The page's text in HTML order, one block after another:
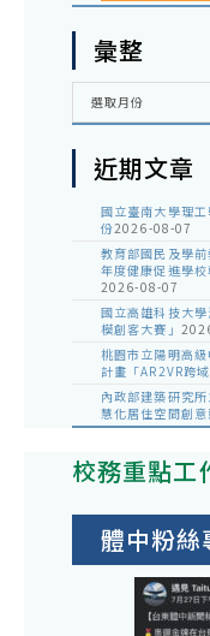
彙整
彙
選取月份
近期文章
國立臺南大學理
份2026-08-07
教育部國民及學
年度健康促進學
2026-08-07
國立高雄科技大
模創客大賽」
桃園市立陽明高
計畫「AR2VR跨
內政部建築研究
慧化居住空間創
校務重點工
體中粉絲